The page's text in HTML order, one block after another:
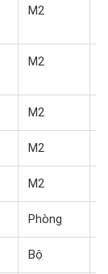
M2
M2
M2
M2
M2
Phòng
Bộ